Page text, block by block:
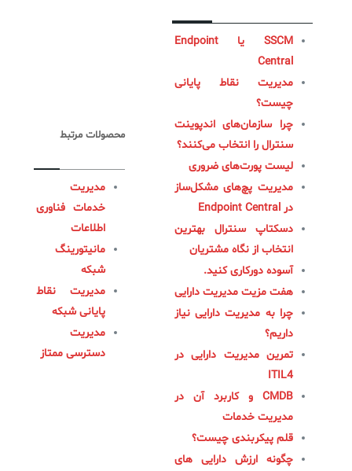
SSCM یا Endpoint
Central
مدیریت نقاط پایانی
چیست؟
چرا سازمان‌های اندپوینت
سنترال را انتخاب می‌کنند؟
لیست پورت‌های ضروری
مدیریت پچ‌های مشکل‌ساز
در Endpoint Central
دسکتاپ سنترال بهترین
انتخاب از نگاه مشتریان
آسوده دورکاری کنید.
هفت مزیت مدیریت دارایی
چرا به مدیریت دارایی نیاز
داریم؟
تمرین مدیریت دارایی در
ITIL4
CMDB و کاربرد آن در
مدیریت خدمات
قلم پیکربندی چیست؟
چگونه ارزش دارایی های
محصولات مرتبط
مدیریت
خدمات فناوری
اطلاعات
مانیتورینگ
شبکه
مدیریت نقاط
پایانی شبکه
مدیریت
دسترسی ممتاز